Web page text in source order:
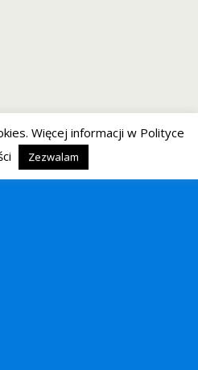
Więcej informacji w Polityce
Zezwalam